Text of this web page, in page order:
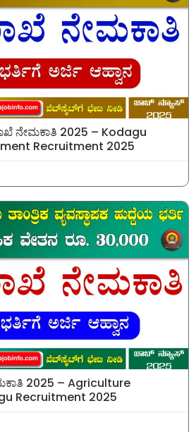
ನೇಮಕಾತಿ 2025 – Kodagu
Recruitment 2025
2025 – Agriculture
Recruitment 2025